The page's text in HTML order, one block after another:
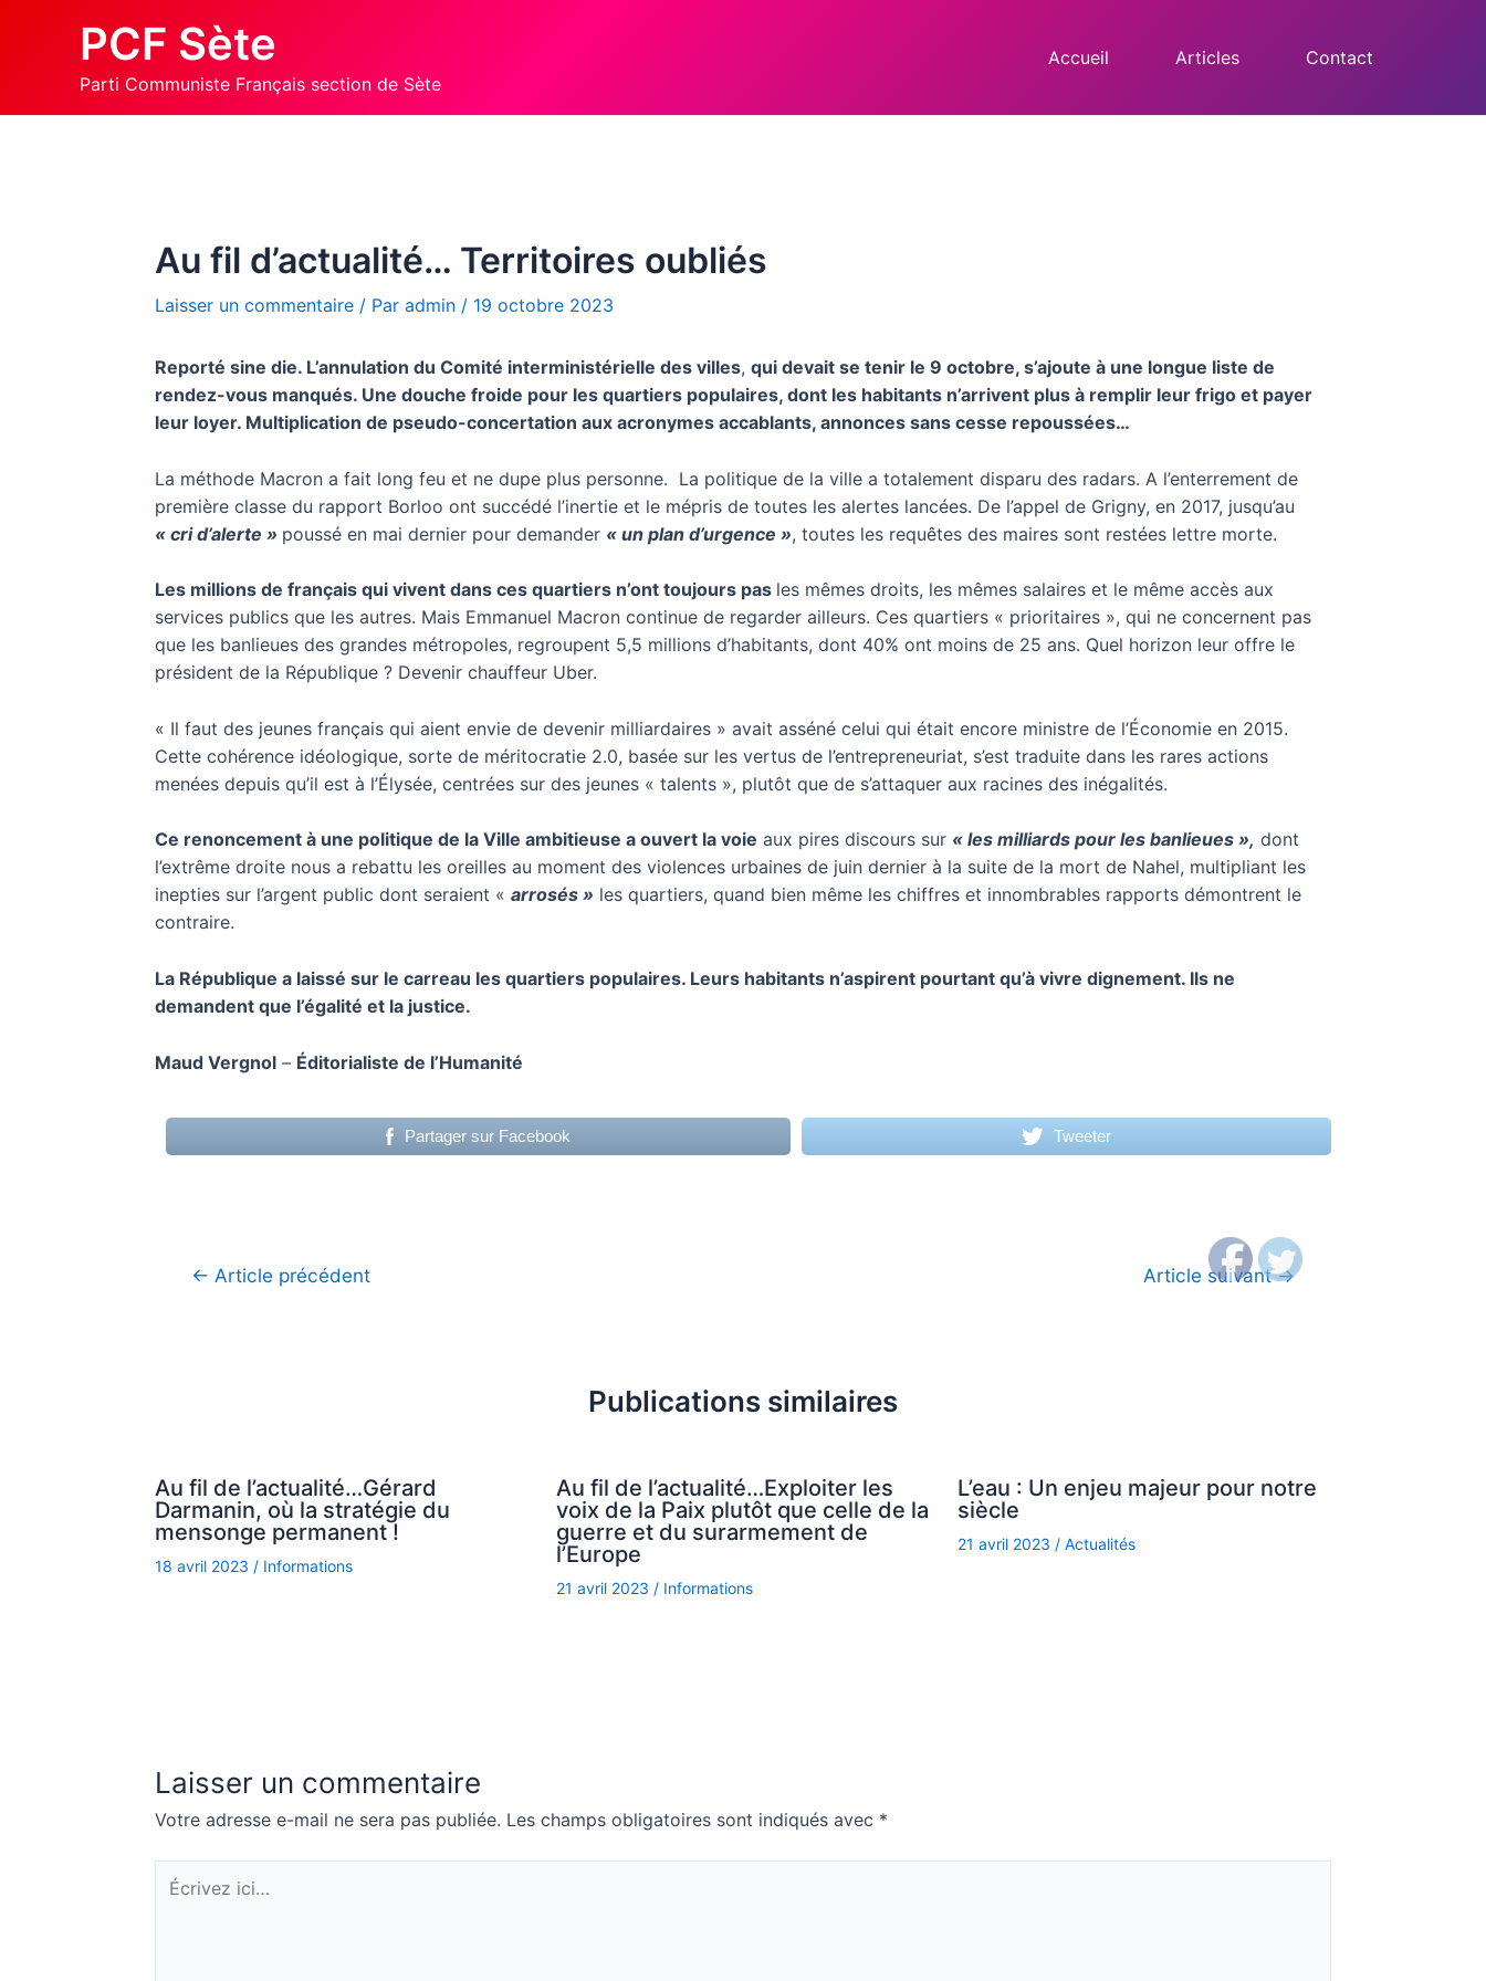
PCF Sète
Parti Communiste Français section de Sète
Accueil Articles Contact
Au fil d’actualité… Territoires oubliés
Laisser un commentaire / Par admin / 19 octobre 2023
Reporté sine die. L’annulation du Comité interministérielle des villes, qui devait se tenir le 9 octobre, s’ajoute à une longue liste de
rendez-vous manqués. Une douche froide pour les quartiers populaires, dont les habitants n’arrivent plus à remplir leur frigo et payer
leur loyer. Multiplication de pseudo-concertation aux acronymes accablants, annonces sans cesse repoussées…
La méthode Macron a fait long feu et ne dupe plus personne. La politique de la ville a totalement disparu des radars. A l’enterrement de
première classe du rapport Borloo ont succédé l’inertie et le mépris de toutes les alertes lancées. De l’appel de Grigny, en 2017, jusqu’au
« cri d’alerte » poussé en mai dernier pour demander « un plan d’urgence », toutes les requêtes des maires sont restées lettre morte.
Les millions de français qui vivent dans ces quartiers n’ont toujours pas les mêmes droits, les mêmes salaires et le même accès aux
services publics que les autres. Mais Emmanuel Macron continue de regarder ailleurs. Ces quartiers « prioritaires », qui ne concernent pas
que les banlieues des grandes métropoles, regroupent 5,5 millions d’habitants, dont 40% ont moins de 25 ans. Quel horizon leur offre le
président de la République ? Devenir chauffeur Uber.
« Il faut des jeunes français qui aient envie de devenir milliardaires » avait asséné celui qui était encore ministre de l’Économie en 2015.
Cette cohérence idéologique, sorte de méritocratie 2.0, basée sur les vertus de l’entrepreneuriat, s’est traduite dans les rares actions
menées depuis qu’il est à l’Élysée, centrées sur des jeunes « talents », plutôt que de s’attaquer aux racines des inégalités.
Ce renoncement à une politique de la Ville ambitieuse a ouvert la voie aux pires discours sur « les milliards pour les banlieues », dont
l’extrême droite nous a rebattu les oreilles au moment des violences urbaines de juin dernier à la suite de la mort de Nahel, multipliant les
inepties sur l’argent public dont seraient « arrosés » les quartiers, quand bien même les chiffres et innombrables rapports démontrent le
contraire.
La République a laissé sur le carreau les quartiers populaires. Leurs habitants n’aspirent pourtant qu’à vivre dignement. Ils ne
demandent que l’égalité et la justice.
Maud Vergnol – Éditorialiste de l’Humanité
Partager sur Facebook Tweeter
Navigation
← Article précédent Article suivant→
Publications similaires
Au fil de l’actualité…Gérard
Darmanin, où la stratégie du
mensonge permanent !
18 avril 2023 / Informations
Au fil de l’actualité…Exploiter les
voix de la Paix plutôt que celle de la
guerre et du surarmement de
l’Europe
21 avril 2023 / Informations
L’eau : Un enjeu majeur pour notre
siècle
21 avril 2023 / Actualités
Laisser un commentaire
Votre adresse e-mail ne sera pas publiée. Les champs obligatoires sont indiqués avec *
Écrivez
ici…